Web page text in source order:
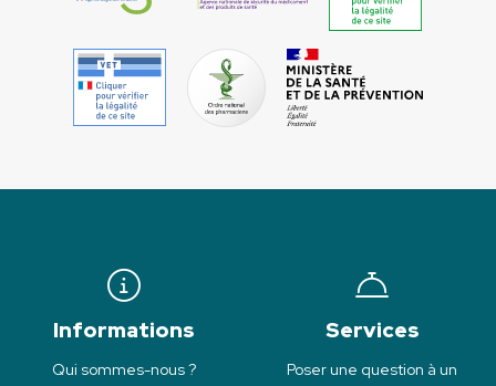
Informations
Qui sommes-nous ?
Services
Poser une question à un